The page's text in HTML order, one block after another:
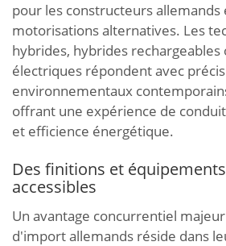
pour les constructeurs allemands
motorisations alternatives. Les
hybrides, hybrides
électriques répondent avec
environnementaux
offrant une expérience de
et efficience énergétique.
Des finitions et
accessibles
Un avantage concurrentiel
d'import allemands réside dans